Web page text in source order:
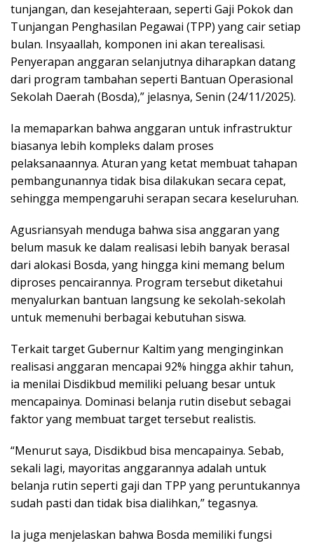
tunjangan, dan kesejahteraan, seperti Gaji Pokok dan
Tunjangan Penghasilan Pegawai (TPP) yang cair setiap
bulan. Insyaallah, komponen ini akan terealisasi.
Penyerapan anggaran selanjutnya diharapkan datang
dari program tambahan seperti Bantuan Operasional
Sekolah Daerah (Bosda),” jelasnya, Senin (24/11/2025).
Ia memaparkan bahwa anggaran untuk infrastruktur
biasanya lebih kompleks dalam proses
pelaksanaannya. Aturan yang ketat membuat tahapan
pembangunannya tidak bisa dilakukan secara cepat,
sehingga mempengaruhi serapan secara keseluruhan.
Agusriansyah menduga bahwa sisa anggaran yang
belum masuk ke dalam realisasi lebih banyak berasal
dari alokasi Bosda, yang hingga kini memang belum
diproses pencairannya. Program tersebut diketahui
menyalurkan bantuan langsung ke sekolah-sekolah
untuk memenuhi berbagai kebutuhan siswa.
Terkait target Gubernur Kaltim yang menginginkan
realisasi anggaran mencapai 92% hingga akhir tahun,
ia menilai Disdikbud memiliki peluang besar untuk
mencapainya. Dominasi belanja rutin disebut sebagai
faktor yang membuat target tersebut realistis.
“Menurut saya, Disdikbud bisa mencapainya. Sebab,
sekali lagi, mayoritas anggarannya adalah untuk
belanja rutin seperti gaji dan TPP yang peruntukannya
sudah pasti dan tidak bisa dialihkan,” tegasnya.
Ia juga menjelaskan bahwa Bosda memiliki fungsi